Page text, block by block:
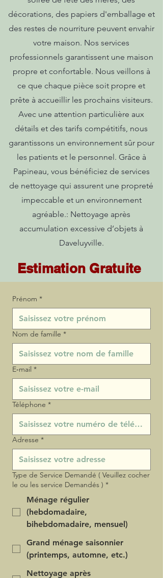
décorations, des papiers d'emballage et
des restes de nourriture peuvent envahir
votre maison. Nos services
professionnels garantissent une maison
propre et confortable. Nous veillons à
ce que chaque pièce soit propre et
prête à accueillir les prochains visiteurs.
Avec une attention particulière aux
détails et des tarifs compétitifs, nous
garantissons un environnement sûr pour
les patients et le personnel. Grâce à
Papineau, vous bénéficiez de services
de nettoyage qui assurent une propreté
impeccable et un environnement
agréable.: Nettoyage après
accumulation excessive d’objets à
Daveluyville.
Estimation Gratuite
Prénom *
Nom de famille *
E‑mail *
Téléphone *
Adresse *
Type de Service Demandé ( Veuillez cocher
le ou les service Demandés ) *
Ménage régulier
(hebdomadaire,
bihebdomadaire, mensuel)
Grand ménage saisonnier
(printemps, automne, etc.)
Nettoyage après